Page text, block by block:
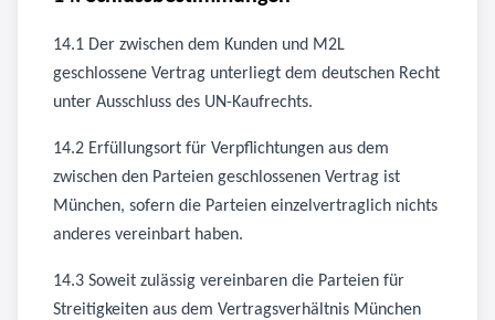
14.1 Der zwischen dem Kunden und M2L
geschlossene Vertrag unterliegt dem deutschen Recht
unter Ausschluss des UN-Kaufrechts.
14.2 Erfüllungsort für Verpflichtungen aus dem
zwischen den Parteien geschlossenen Vertrag ist
München, sofern die Parteien einzelvertraglich nichts
anderes vereinbart haben.
14.3 Soweit zulässig vereinbaren die Parteien für
Streitigkeiten aus dem Vertragsverhältnis München